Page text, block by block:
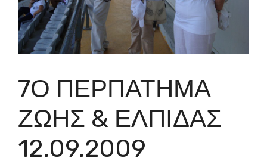
7Ο ΠΕΡΠΑΤΗΜΑ
ΖΩΗΣ & ΕΛΠΙΔΑΣ
12.09.2009